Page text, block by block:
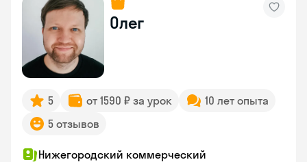
Олег
5 от 1590 ₽ за урок
10 лет опыта
5 отзывов
Нижегородский коммерческий